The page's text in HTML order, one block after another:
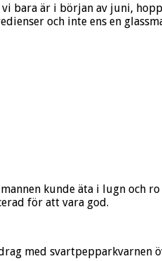
bara är i början av juni,
och inte ens en
kunde äta i lugn och ro
för att vara god.
med svartpepparkvarnen